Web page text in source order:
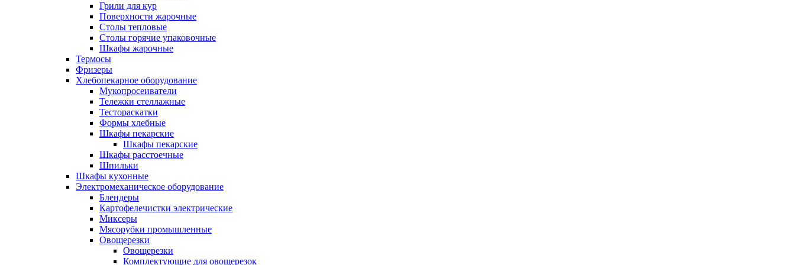
Грили для кур
Поверхности жарочные
Столы тепловые
Столы горячие упаковочные
Шкафы жарочные
Термосы
Фризеры
Хлебопекарное оборудование
Мукопросеиватели
Тележки стеллажные
Тестораскатки
Формы хлебные
Шкафы пекарские
Шкафы пекарские
Шкафы расстоечные
Шпильки
Шкафы кухонные
Электромеханическое оборудование
Блендеры
Картофелечистки электрические
Миксеры
Мясорубки промышленные
Овощерезки
Овощерезки
Комплектующие для овощерезок